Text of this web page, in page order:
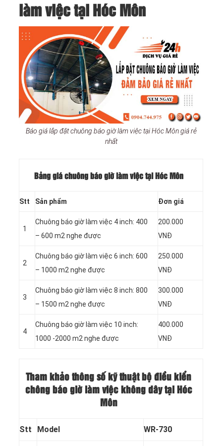
làm việc tại Hóc Môn
Báo giá lắp đặt chuông báo giờ làm việc tại Hóc Môn giá rẻ
nhất
Bảng giá chuông báo giờ làm việc tại Hóc Môn
Stt Sản phẩm Đơn giá
1
Chuông báo giờ làm việc 4 inch: 400
– 600 m2 nghe được
200.000
VNĐ
2
Chuông báo giờ làm việc 6 inch: 600
– 1000 m2 nghe được
250.000
VNĐ
3
Chuông báo giờ làm việc 8 inch: 800
– 1500 m2 nghe được
300.000
VNĐ
4
Chuông báo giờ làm việc 10 inch:
1000 -2000 m2 nghe được
400.000
VNĐ
Tham khảo thông số kỹ thuật bộ điều kiển
chông báo giờ làm việc không dây tại Hóc
Môn
Stt Model WR-730